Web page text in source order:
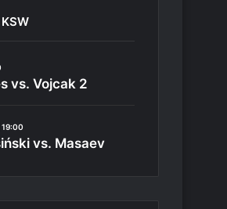
vs. Vojcak 2
vs. Masaev